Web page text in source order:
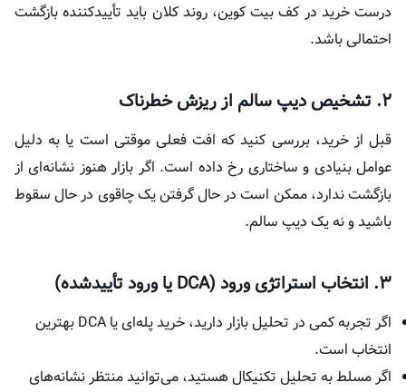
درست خرید در کف بیت کوین، روند کلان باید تأییدکننده بازگشت
احتمالی باشد.
۲. تشخیص دیپ سالم از ریزش خطرناک
قبل از خرید، بررسی کنید که افت فعلی موقتی است یا به دلیل
عوامل بنیادی و ساختاری رخ داده است. اگر بازار هنوز نشانه‌ای از
بازگشت ندارد، ممکن است در حال گرفتن یک چاقوی در حال سقوط
باشید و نه یک دیپ سالم.
۳. انتخاب استراتژی ورود (DCA یا ورود تأییدشده)
اگر تجربه کمی در تحلیل بازار دارید، خرید پله‌ای یا DCA بهترین
انتخاب است.
اگر مسلط به تحلیل تکنیکال هستید، می‌توانید منتظر نشانه‌های